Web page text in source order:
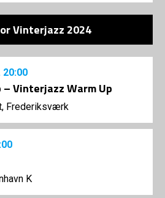
Vinterjazz 2024
20:00
– Vinterjazz Warm Up
Frederiksværk
K